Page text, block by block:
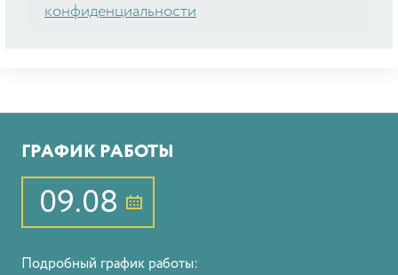
конфиденциальности
ГРАФИК РАБОТЫ
09.08
Подробный график работы: